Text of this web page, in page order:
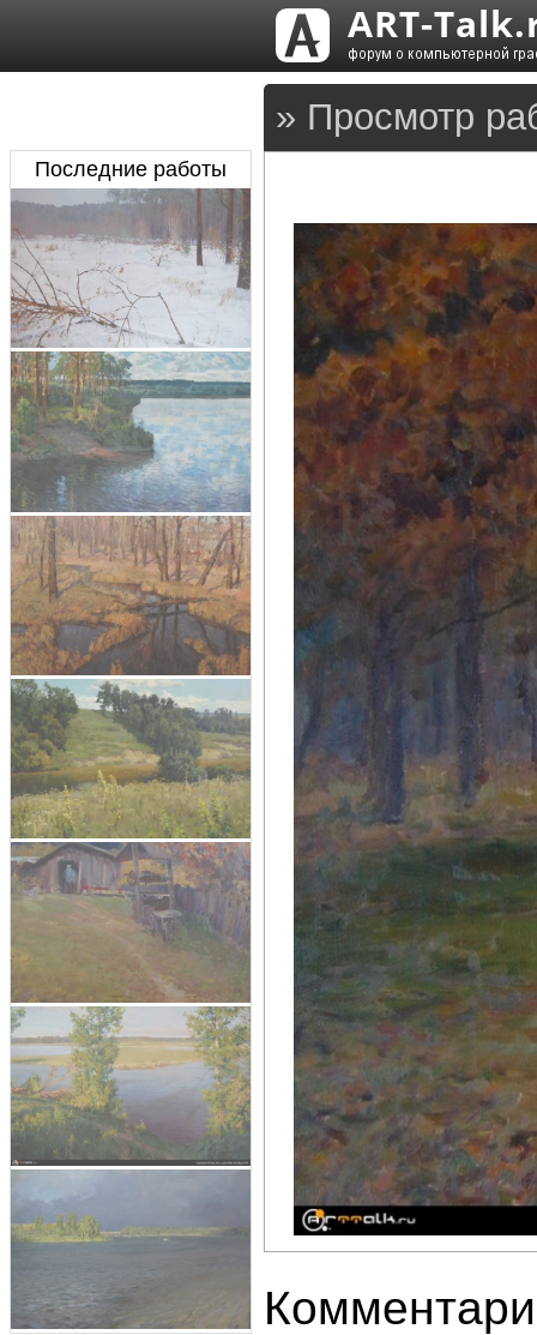
» Просмотр
Последние работы